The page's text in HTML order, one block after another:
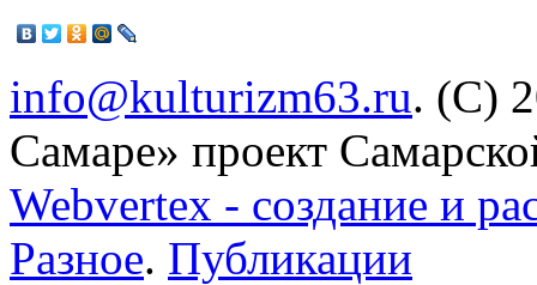
info@kulturizm63.ru. (C)
Самаре» проект
Webvertex - создание и
Разное. Публикации